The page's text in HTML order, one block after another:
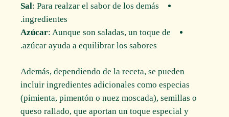
Sal: Para realzar el sabor de los demás
ingredientes.
Azúcar: Aunque son saladas, un toque de
azúcar ayuda a equilibrar los sabores.
Además, dependiendo de la receta, se pueden
incluir ingredientes adicionales como especias
(pimienta, pimentón o nuez moscada), semillas o
queso rallado, que aportan un toque especial y